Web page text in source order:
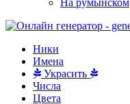
На румынском
Ники
Имена
Украсить
Числа
Цвета